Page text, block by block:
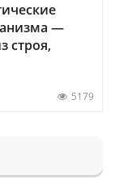
—
строя,
5179